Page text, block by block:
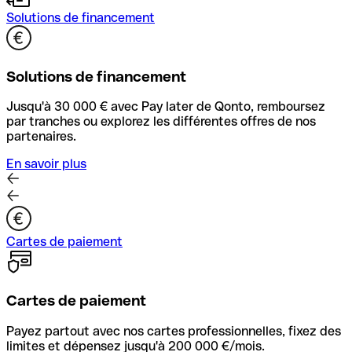
Solutions de financement
Solutions de financement
Jusqu'à 30 000 € avec Pay later de Qonto, remboursez
par tranches ou explorez les différentes offres de nos
partenaires.
En savoir plus
Cartes de paiement
Cartes de paiement
Payez partout avec nos cartes professionnelles, fixez des
limites et dépensez jusqu'à 200 000 €/mois.